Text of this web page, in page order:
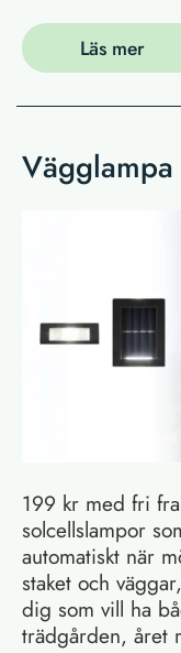
Läs mer
199 kr med fri
solcellslampor
automatiskt när
staket och
dig som vill ha
trädgården, året